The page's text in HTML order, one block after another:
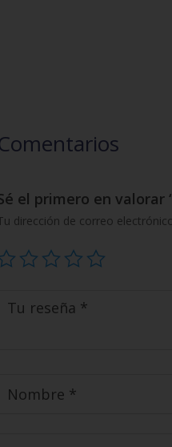
el primero en valorar
dirección de correo